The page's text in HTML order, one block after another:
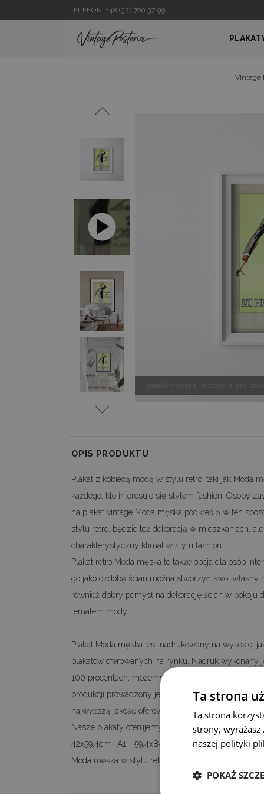
TELEFON: +48 (32) 700 37 99
Vintage
najedź myszką na zdjęcie, aby
OPIS PRODUKTU
Plakat z kobiecą modą w stylu retro, taki jak Moda
każdego, kto interesuje się stylem fashion. Osoby
na plakat vintage Moda męska podkreślą w ten
stylu retro, będzie też dekoracją w mieszkaniach,
charakterystyczny klimat w stylu fashion.
Plakat retro Moda męska to także opcja dla osób
go jako ozdobę ścian można stworzyć swój
również dobry pomysł na dekorację ścian w
tematem mody.
Plakat Moda męska jest nadrukowany na wysokiej
plakatów oferowanych na rynku. Nadruk
100 procentach, możemy odwzorować kolory i
produkcji prowadzony jest w naszym zakładzie,
najwyższą jakość oferowanych plakatów na płótnie
Nasze plakaty oferujemy standardowo w
42x59,4cm i A1 - 59,4x84,1cm. Jeżeli interesuje
Moda męska w stylu retro, zapraszamy do kontaktu.
Ta strona
Ta strona
strony, wyrażasz
naszej polityki
POKAŻ